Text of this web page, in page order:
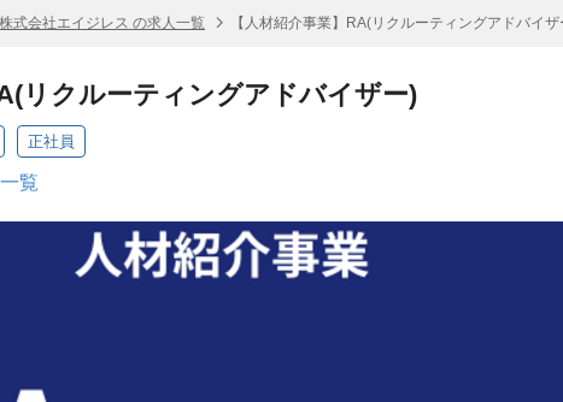
株式会社エイジレス の求人一覧 【人材紹介事業】RA(リクルーティングアドバイザ
リクルーティングアドバイザー)
正社員
覧